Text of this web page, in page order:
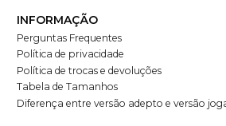
INFORMAÇÃO
Perguntas Frequentes
Política de privacidade
Política de trocas e devoluções
Tabela de Tamanhos
Diferença entre versão adepto e versão